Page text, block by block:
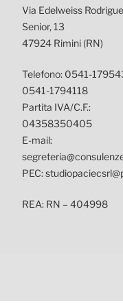
Via Edelweiss
Senior, 13
47924 Rimini (RN)
Telefono: 0541-
0541-1794118
Partita IVA/C.F.:
04358350405
E-mail:
PEC:
REA: RN – 404998